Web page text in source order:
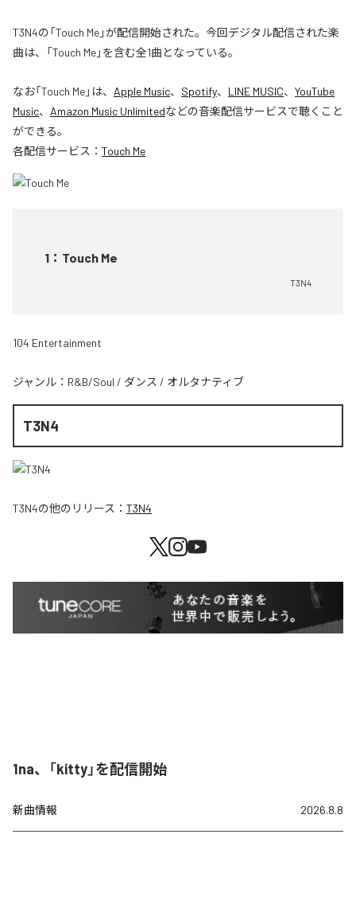
T3N4の「Touch Me」が配信開始された。今回デジタル配信された楽
曲は、「Touch Me」を含む全1曲となっている。
なお「Touch Me」は、 Apple Music、 Spotify、 LINE MUSIC、 YouTube
Music、 Amazon Music Unlimitedなどの音楽配信サービスで聴くこと
ができる。
各配信サービス： Touch Me
1 ： Touch Me
T3N4
104 Entertainment
ジャンル： R&B/Soul / ダンス / オルタナティブ
T3N4
T3N4の他のリリース： T3N4
1na、「kitty」を配信開始
新曲情報 2026.8.8